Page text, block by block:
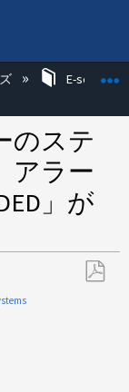
たたむE-series
のステ
アラー
」が